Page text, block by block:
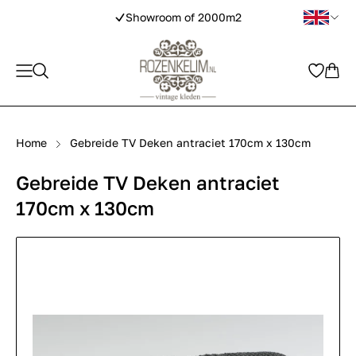
Showroom of 2000m2
Home Gebreide TV Deken antraciet 170cm x 130cm
Gebreide TV Deken antraciet
170cm x 130cm